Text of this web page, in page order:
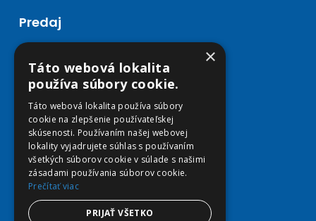
Predaj
Môj účet
Obľúbené
Košík
Doprava a platba
×
Táto webová lokalita
používa súbory cookie.
Táto webová lokalita používa súbory
cookie na zlepšenie používateľskej
skúsenosti. Používaním našej webovej
lokality vyjadrujete súhlas s používaním
všetkých súborov cookie v súlade s našimi
zásadami používania súborov cookie.
Prečítať viac
PRIJAŤ VŠETKO